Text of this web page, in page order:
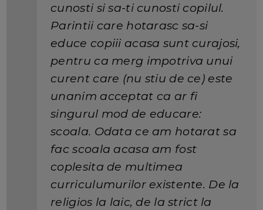
cunosti si sa-ti cunosti copilul.
Parintii care hotarasc sa-si
educe copiii acasa sunt curajosi,
pentru ca merg impotriva unui
curent care (nu stiu de ce) este
unanim acceptat ca ar fi
singurul mod de educare:
scoala. Odata ce am hotarat sa
fac scoala acasa am fost
coplesita de multimea
curriculumurilor existente. De la
religios la laic, de la strict la